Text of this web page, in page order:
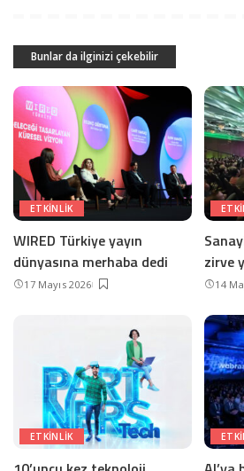
Bunlar da ilginizi çekebilir
ETKINLIK
WIRED Türkiye yayın
dünyasına merhaba dedi
17 Mayıs 2026
zirve
14
ETKINLIK